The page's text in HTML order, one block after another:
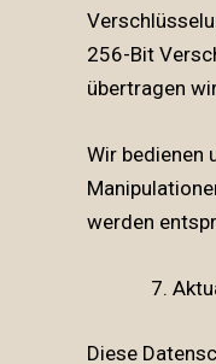
256-Bit
übertragen
Wir bedienen
werden
Diese